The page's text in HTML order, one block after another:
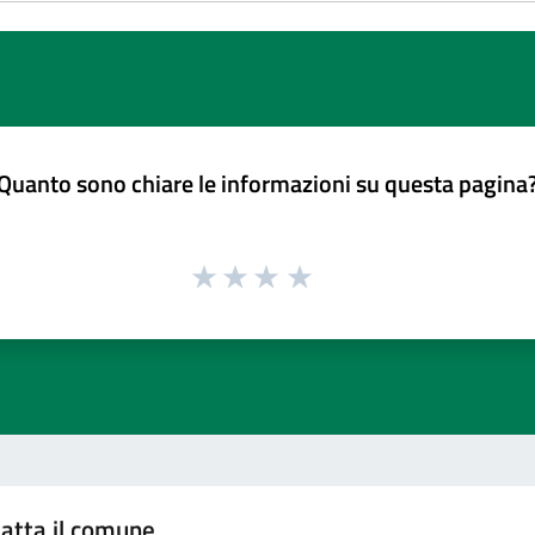
sono chiare le informazioni su questa